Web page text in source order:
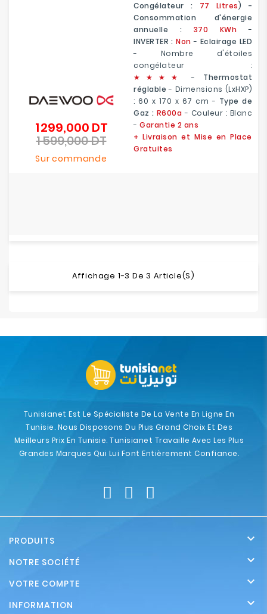
Congélateur : 77 Litres) -
Consommation d'énergie
annuelle : 370 KWh-
INVERTER :Non- Eclairage LED
- Nombre d'étoiles
congélateur :
★ ★ ★★ -
Thermostat
réglable- Dimensions (LxHXP)
: 60 x 170 x 67 cm - Type de
Gaz : R600a - Couleur : Blanc
- Garantie 2 ans
+ Livraison et Mise en Place
Gratuites
1 299,000 DTPrix
1 599,000 DTPrix
Sur commande
Affichage 1-3 De 3 Article(s)
Tunisianet Est Le Spécialiste De La Vente En Ligne En
Tunisie. Nous Disposons Du Plus Grand Choix Et Des
Meilleurs Prix En Tunisie. Tunisianet Travaille Avec Les Plus
Grandes Marques Qui Lui Font Entièrement Confiance.
PRODUITS 
NOTRE SOCIÉTÉ 
VOTRE COMPTE 
INFORMATION 